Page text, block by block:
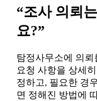
“조사 의뢰
요?”
탐정사무소에 의뢰
요청 사항을 상세
정하고, 필요한 경
면 정해진 방법에